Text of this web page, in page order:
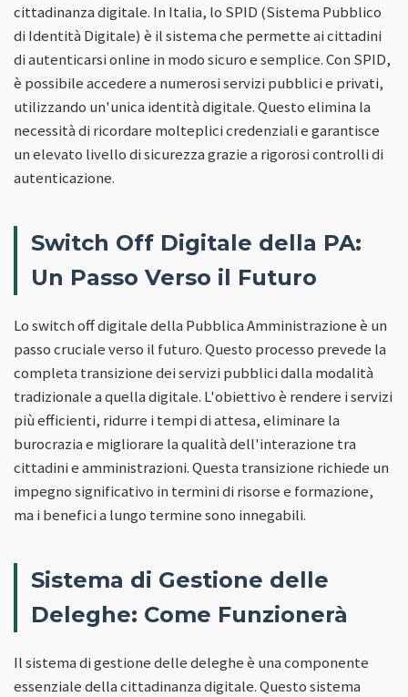
cittadinanza digitale. In Italia, lo SPID (Sistema Pubblico
di Identità Digitale) è il sistema che permette ai cittadini
di autenticarsi online in modo sicuro e semplice. Con SPID,
è possibile accedere a numerosi servizi pubblici e privati,
utilizzando un'unica identità digitale. Questo elimina la
necessità di ricordare molteplici credenziali e garantisce
un elevato livello di sicurezza grazie a rigorosi controlli di
autenticazione.
Switch Off Digitale della PA:
Un Passo Verso il Futuro
Lo switch off digitale della Pubblica Amministrazione è un
passo cruciale verso il futuro. Questo processo prevede la
completa transizione dei servizi pubblici dalla modalità
tradizionale a quella digitale. L'obiettivo è rendere i servizi
più efficienti, ridurre i tempi di attesa, eliminare la
burocrazia e migliorare la qualità dell'interazione tra
cittadini e amministrazioni. Questa transizione richiede un
impegno significativo in termini di risorse e formazione,
ma i benefici a lungo termine sono innegabili.
Sistema di Gestione delle
Deleghe: Come Funzionerà
Il sistema di gestione delle deleghe è una componente
essenziale della cittadinanza digitale. Questo sistema